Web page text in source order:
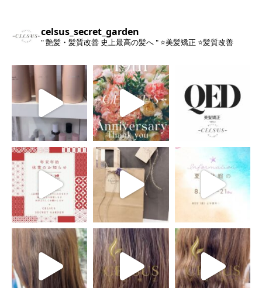
celsus_secret_garden
" 艶髪・髪質改善 史上最高の髪へ " ⭐️美髪矯正 ⭐️髪質改善